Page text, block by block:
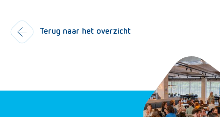
Terug naar het overzicht